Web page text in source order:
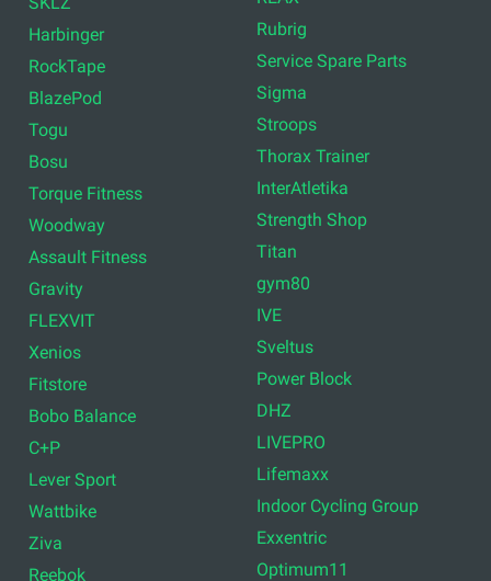
Harbinger
RockTape
BlazePod
Togu
Bosu
Torque Fitness
Woodway
Assault Fitness
Gravity
FLEXVIT
Xenios
Fitstore
Bobo Balance
C+P
Lever Sport
Wattbike
Ziva
Reebok
Rubrig
Service Spare Parts
Sigma
Stroops
Thorax Trainer
InterAtletika
Strength Shop
Titan
gym80
IVE
Sveltus
Power Block
DHZ
LIVEPRO
Lifemaxx
Indoor Cycling Group
Exxentric
Optimum11